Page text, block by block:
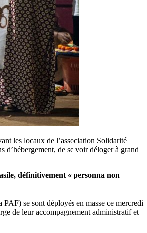
les locaux de l’association Solidarité
de se voir déloger à grand
définitivement « personna non
se sont déployés en masse ce mercredi
de leur accompagnement administratif et